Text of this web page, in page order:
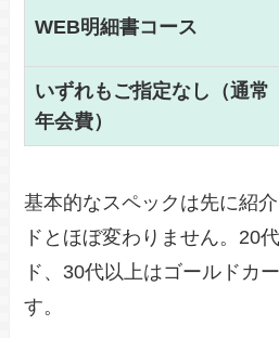
WEB明細書コース
いずれもご指定なし（通常
年会費）
基本的なスペックは先に紹
ドとほぼ変わりません。20
ド、30代以上はゴールドカ
す。